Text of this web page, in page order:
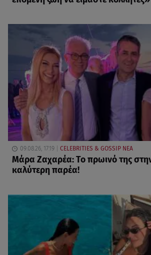
09.08.26, 17:19 CELEBRITIES & GOSSIP ΝΕΑ
Μάρα Ζαχαρέα: Το πρωινό της
καλύτερη παρέα!